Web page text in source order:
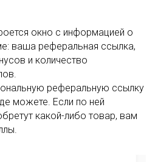
окно с информацией о
ваша реферальная ссылка,
и количество
реферальную ссылку
можете. Если по ней
какой-либо товар, вам